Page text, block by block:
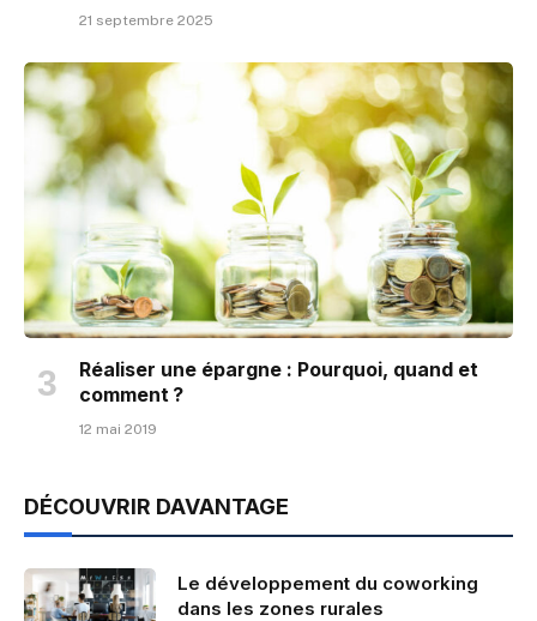
21 septembre 2025
Réaliser une épargne : Pourquoi, quand et
comment ?
12 mai 2019
DÉCOUVRIR DAVANTAGE
Le développement du coworking
dans les zones rurales